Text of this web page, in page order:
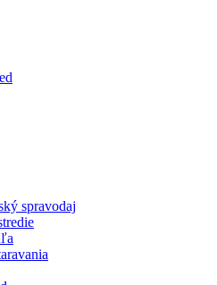
spravodaj